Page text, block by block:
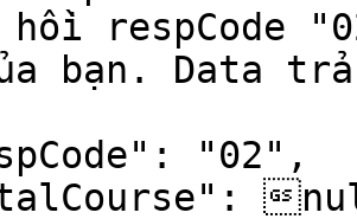
hồi respCode
bạn. Data